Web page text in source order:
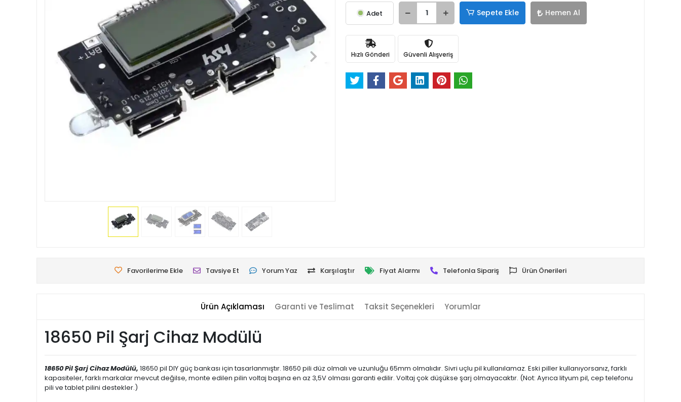
Adet Sepete Ekle Hemen Al
Hızlı Gönderi Güvenli Alışveriş
Favorilerime Ekle Tavsiye Et Yorum Yaz Karşılaştır Fiyat Alarmı Telefonla Sipariş Ürün Önerileri
Ürün Açıklaması Garanti ve Teslimat Taksit Seçenekleri Yorumlar
18650 Pil Şarj Cihaz Modülü
18650 Pil Şarj Cihaz Modülü, 18650 pil DIY güç bankası için tasarlanmıştır. 18650 pili düz olmalı ve uzunluğu 65mm olmalıdır. Sivri uçlu pil kullanılamaz. Eski piller kullanıyorsanız, farklı
kapasiteler, farklı markalar mevcut değilse, monte edilen pilin voltaj başına en az 3,5V olması garanti edilir. Voltaj çok düşükse şarj olmayacaktır. (Not: Ayrıca lityum pil, cep telefonu
pili ve tablet pilini destekler.)